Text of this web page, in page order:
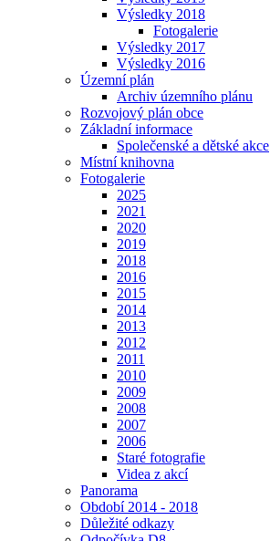
Výsledky 2018
Fotogalerie
Výsledky 2017
Výsledky 2016
Územní plán
Archiv územního plánu
Rozvojový plán obce
Základní informace
Společenské a dětské akce
Místní knihovna
Fotogalerie
2025
2021
2020
2019
2018
2016
2015
2014
2013
2012
2011
2010
2009
2008
2007
2006
Staré fotografie
Videa z akcí
Panorama
Období 2014 - 2018
Důležité odkazy